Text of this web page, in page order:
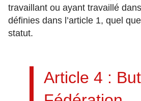
travaillant ou ayant travaillé
définies dans l’article 1, quel
statut.
Article 4 :